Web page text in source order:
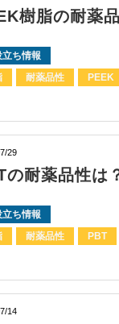
樹脂の耐薬
立ち情報
耐薬品性 PEEK
29
の耐薬品性は
立ち情報
耐薬品性 PBT
14